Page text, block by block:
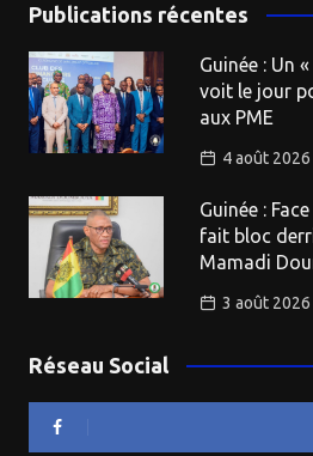
Publications récentes
Guinée : Un
voit le jour
aux PME
4 août 2026
Guinée :
fait bloc
Mamadi
3 août 2026
Réseau Social